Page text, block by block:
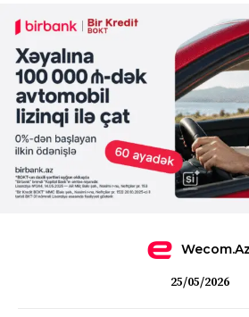
Wecom.az
25/05/2026